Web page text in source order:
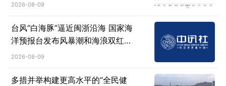
2026-08-09
台风“白海豚”逼近闽浙沿海 国家海
洋预报台发布风暴潮和海浪双红警
报
2026-08-09
多措并举构建更高水平的“全民健